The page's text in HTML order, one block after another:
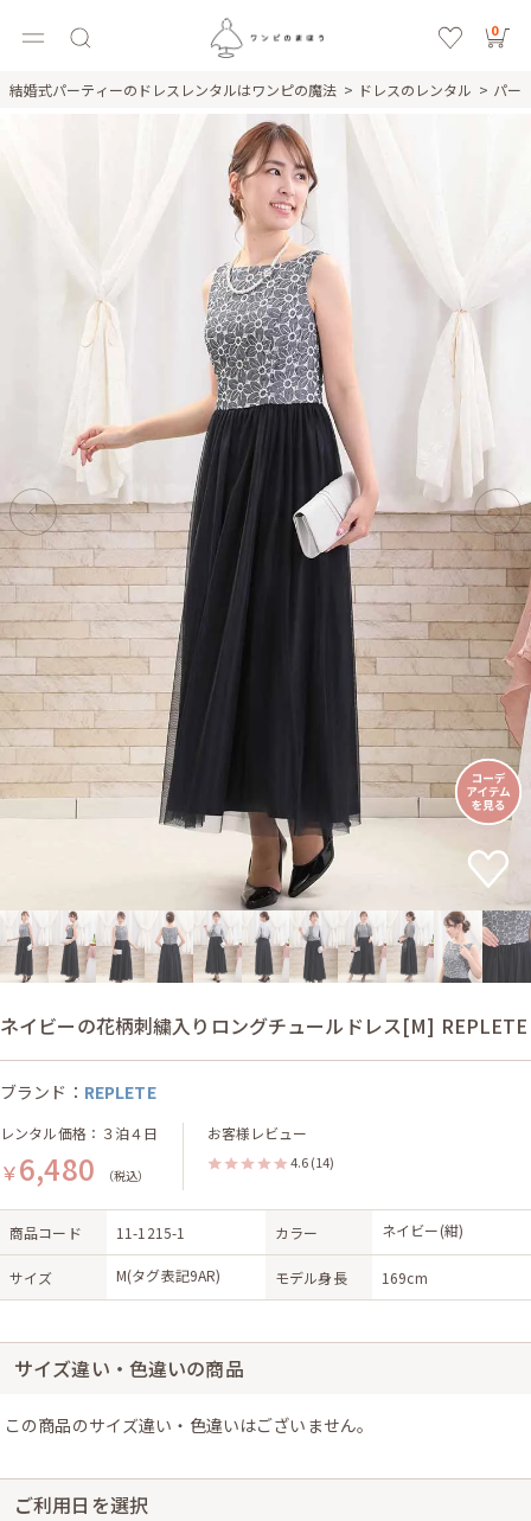
0
結婚式パーティーのドレスレンタルはワンピの魔法 ドレスのレンタル パー
ネイビーの花柄刺繍入りロングチュールドレス[M] REPLETE
ブランド： REPLETE
レンタル価格：３泊４日
￥6,480 （税込）
お客様レビュー
4.6 (14)
商品コード 11-1215-1 カラー ネイビー(紺)
サイズ M(タグ表記9AR) モデル身長 169cm
サイズ違い・色違いの商品
この商品のサイズ違い・色違いはございません。
ご利用日を選択